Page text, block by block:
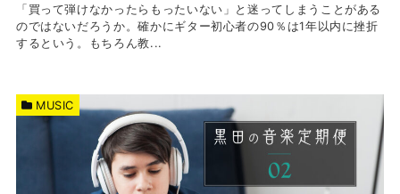
「買って弾けなかったらもったいない」と迷ってしまうことがある
のではないだろうか。確かにギター初心者の90％は1年以内に挫折
するという。もちろん教...
MUSIC